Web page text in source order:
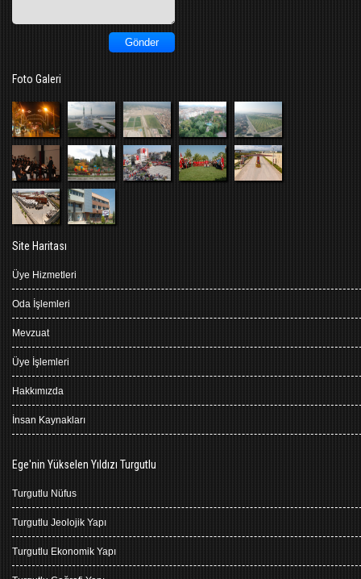
Foto Galeri
Site Haritası
Üye Hizmetleri
Oda İşlemleri
Mevzuat
Üye İşlemleri
Hakkımızda
İnsan Kaynakları
Ege'nin Yükselen Yıldızı Turgutlu
Turgutlu Nüfus
Turgutlu Jeolojik Yapı
Turgutlu Ekonomik Yapı